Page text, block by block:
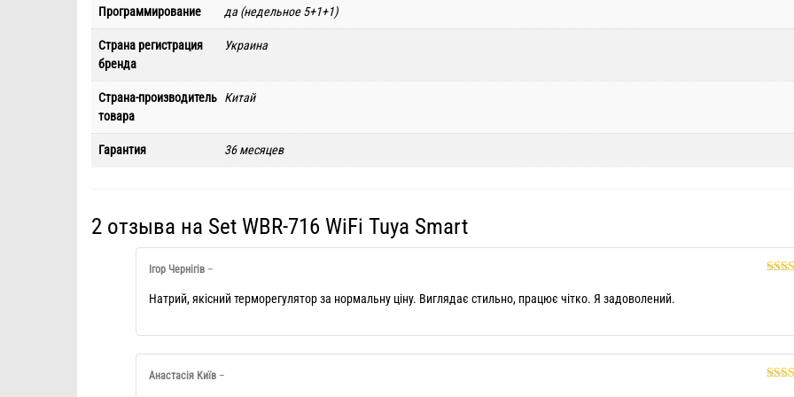
Программирование да (недельное 5+1+1)
Страна регистрация
бренда
Украина
Страна-производитель
товара
Китай
Гарантия 36 месяцев
2 отзыва на Set WBR-716 WiFi Tuya Smart
Ігор Чернігів –
Натрий, якісний терморегулятор за нормальну ціну. Виглядає стильно, працює чітко. Я задоволений.
Анастасія Київ –